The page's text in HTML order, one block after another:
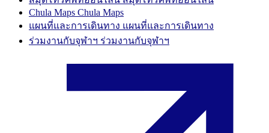
Chula Maps Chula Maps
แผนที่และการเดินทาง แผนที่และการเดินทาง
ร่วมงานกับจุฬาฯ ร่วมงานกับจุฬาฯ